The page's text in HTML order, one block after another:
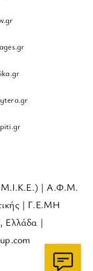
Μ.Ι.Κ.Ε.) | Α.Φ.Μ.
| Γ.Ε.ΜΗ
Ελλάδα |